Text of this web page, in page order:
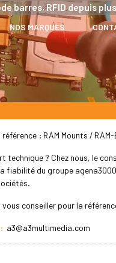
barres, RFID depuis
NOS MARQUES
: RAM Mounts / RAM-
? Chez nous, le
du groupe
conseiller pour la
a3@a3multimedia.com